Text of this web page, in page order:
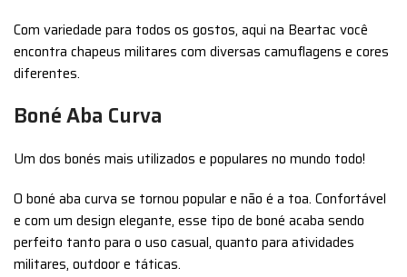
Com variedade para todos os gostos, aqui na Beartac você
encontra chapeus militares com diversas camuflagens e cores
diferentes.
Boné Aba Curva
Um dos bonés mais utilizados e populares no mundo todo!
O boné aba curva se tornou popular e não é a toa. Confortável
e com um design elegante, esse tipo de boné acaba sendo
perfeito tanto para o uso casual, quanto para atividades
militares, outdoor e táticas.